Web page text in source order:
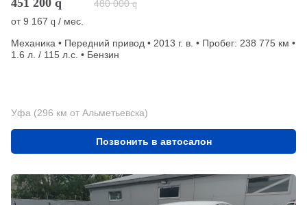
451 200 q 480 000 q
от9 167 q / мес.
Механика • Передний привод • 2013 г. в. • Пробег: 238 775 км •
1.6 л. / 115 л.с. • Бензин
Уфа (296 км от Альметьевска)
Позвонить в автосалон